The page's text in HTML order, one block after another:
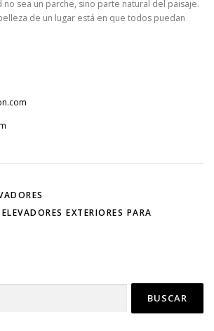
sea un parche, sino parte natural del paisaje.
de un lugar está en que todos puedan
ELEVADORES EXTERIORES PARA